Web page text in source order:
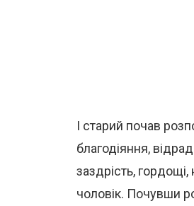
І старий почав
благодіяння,
заздрість,
чоловік. Почувши